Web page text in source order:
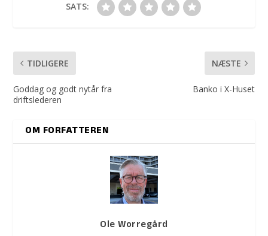
SATS:
TIDLIGERE
Goddag og godt nytår fra
driftslederen
NÆSTE
Banko i X-Huset
OM FORFATTEREN
Ole Worregård